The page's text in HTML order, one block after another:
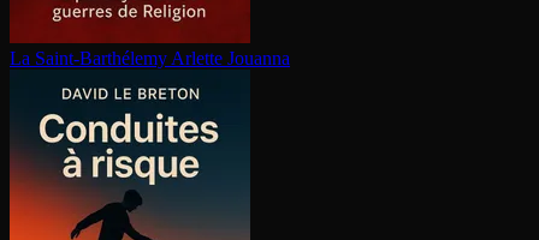
La Saint-Barthélemy Arlette Jouanna